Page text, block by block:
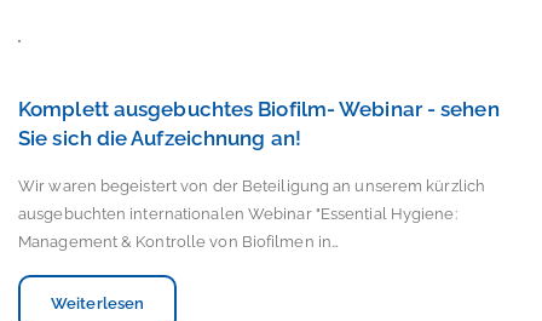
Komplett ausgebuchtes Biofilm- Webinar - sehen
Sie sich die Aufzeichnung an!
Wir waren begeistert von der Beteiligung an unserem kürzlich
ausgebuchten internationalen Webinar "Essential Hygiene:
Management & Kontrolle von Biofilmen in…
Weiterlesen